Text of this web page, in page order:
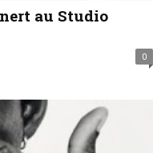
au Studio
0